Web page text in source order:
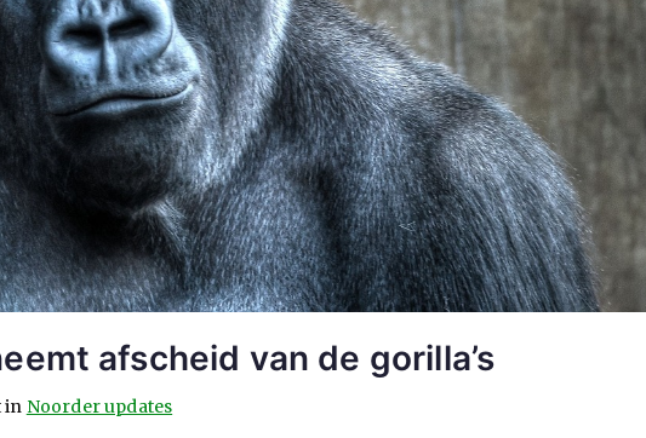
afscheid van de gorilla’s
in Noorder updates